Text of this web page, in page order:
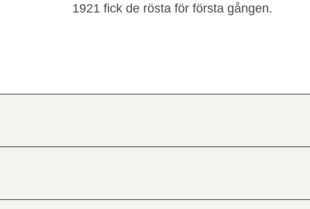
1921 fick de rösta för första gången.